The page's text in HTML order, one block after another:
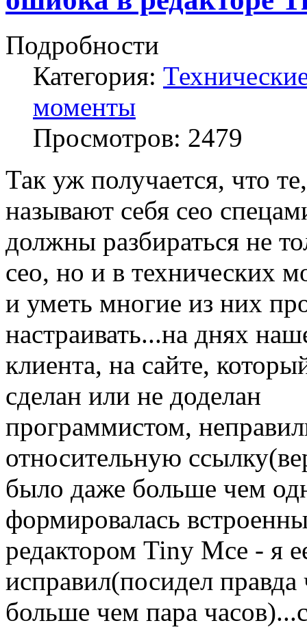
Подробности
Категория:
моменты
Просмотров: 2479
Так уж получается, что
называют себя сео
должны разбираться не
сео, но и в технических
и уметь многие из них
настраивать...на днях
клиента, на сайте,
сделан или не доделан
программистом,
относительную
было даже больше чем
формировалась
редактором Tiny Mce - я
исправил(посидел правда
больше чем пара